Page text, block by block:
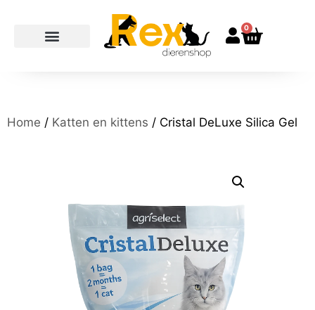
0
Home / Katten en kittens / Cristal DeLuxe Silica Gel